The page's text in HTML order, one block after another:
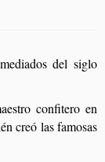
del siglo
confitero en
creó las famosas